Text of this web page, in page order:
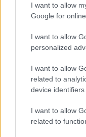
I want to allow
Google for
I want to allow
personalized
I want to allow
related to
device identifiers
I want to allow
related to
Bizarr baleset
HÍREK 13 órája